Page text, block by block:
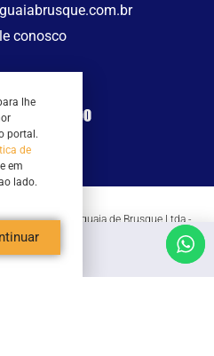
conosco
seguro
Rádio Araguaia de Brusque Ltda -
0001-82
SC - 88353-120 - Centro Comercial
- Sl 21/22
lhe
portal.
de
em
lado.